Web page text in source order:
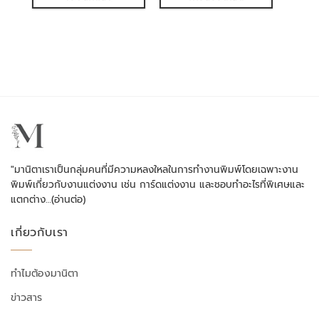
"มานิตาเราเป็นกลุ่มคนที่มีความหลงใหลในการทำงานพิมพ์โดยเฉพาะงาน
พิมพ์เกี่ยวกับงานแต่งงาน เช่น การ์ดแต่งงาน และชอบทำอะไรที่พิเศษและ
แตกต่าง…(อ่านต่อ)
เกี่ยวกับเรา
ทำไมต้องมานิตา
ข่าวสาร